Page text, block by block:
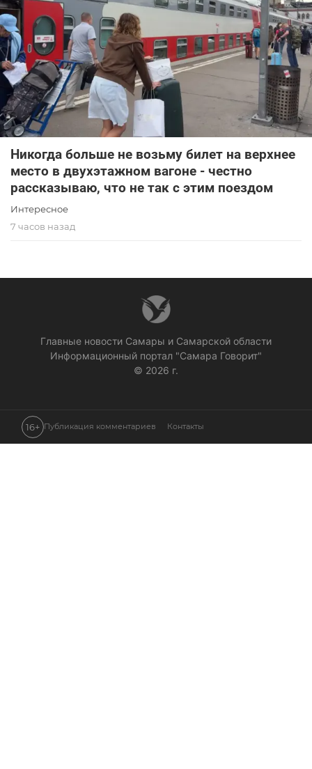
Никогда больше не возьму билет на верхнее
место в двухэтажном вагоне - честно
рассказываю, что не так с этим поездом
Интересное
7 часов назад
Главные новости Самары и Самарской области
Информационный портал "Самара Говорит"
© 2026 г.
16+ Публикация комментариев Контакты